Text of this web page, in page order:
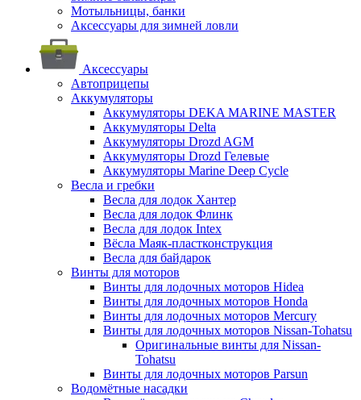
Мотыльницы, банки
Аксессуары для зимней ловли
Аксессуары
Автоприцепы
Аккумуляторы
Аккумуляторы DEKA MARINE MASTER
Аккумуляторы Delta
Аккумуляторы Drozd AGM
Аккумуляторы Drozd Гелевые
Аккумуляторы Marine Deep Cycle
Весла и гребки
Весла для лодок Хантер
Весла для лодок Флинк
Весла для лодок Intex
Вёсла Маяк-пластконструкция
Весла для байдарок
Винты для моторов
Винты для лодочных моторов Hidea
Винты для лодочных моторов Honda
Винты для лодочных моторов Mercury
Винты для лодочных моторов Nissan-Tohatsu
Оригинальные винты для Nissan-
Tohatsu
Винты для лодочных моторов Parsun
Водомётные насадки